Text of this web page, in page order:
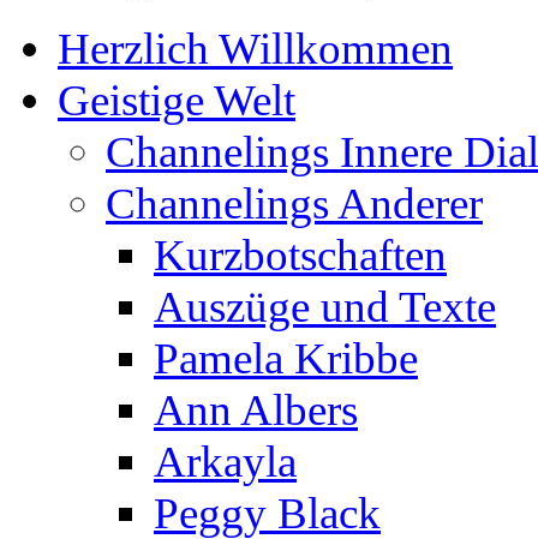
Herzlich Willkommen
Geistige Welt
Channelings Innere
Channelings Anderer
Kurzbotschaften
Auszüge und Texte
Pamela Kribbe
Ann Albers
Arkayla
Peggy Black